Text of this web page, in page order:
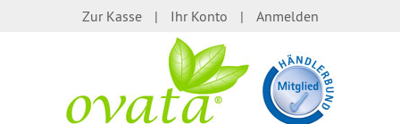
Zur Kasse Ihr Konto Anmelden